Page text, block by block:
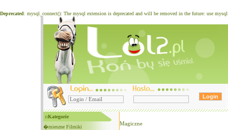
Deprecated: mysql_connect(): The mysql extension is deprecated and will be removed in the future: use
::Kategorie
�mieszne Filmiki
Magiczne